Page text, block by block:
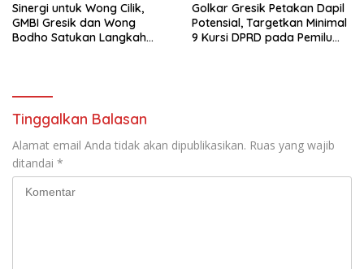
Sinergi untuk Wong Cilik,
GMBI Gresik dan Wong
Bodho Satukan Langkah
Golkar Gresik Petakan Dapil
Potensial, Targetkan Minimal
9 Kursi DPRD pada Pemilu
Tinggalkan Balasan
Alamat email Anda tidak akan dipublikasikan. Ruas yang wajib
ditandai *